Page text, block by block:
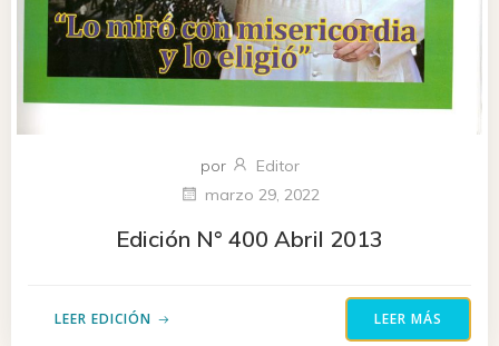
por
Editor
marzo 29, 2022
Edición N° 400 Abril 2013
LEER EDICIÓN LEER MÁS